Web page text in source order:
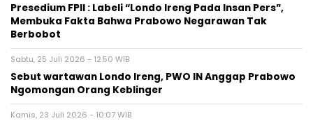
Presedium FPII : Labeli “Londo Ireng Pada Insan Pers”,
Membuka Fakta Bahwa Prabowo Negarawan Tak
Berbobot
Sabtu, 25 Juli 2026 - 12:50 WIB
Sebut wartawan Londo Ireng, PWO IN Anggap Prabowo
Ngomongan Orang Keblinger
Kamis, 23 Juli 2026 - 10:07 WIB